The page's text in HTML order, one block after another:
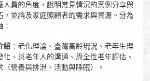
人員的角度，說明常見情況的案例分享與
，並論及家庭照顧者的需求與資源。分為
紹 ：老化理論、臺灣高齡現況、老年生理
化、與老年人的溝通、周全性老年評估、
（營養與排泄、活動與睡眠）。